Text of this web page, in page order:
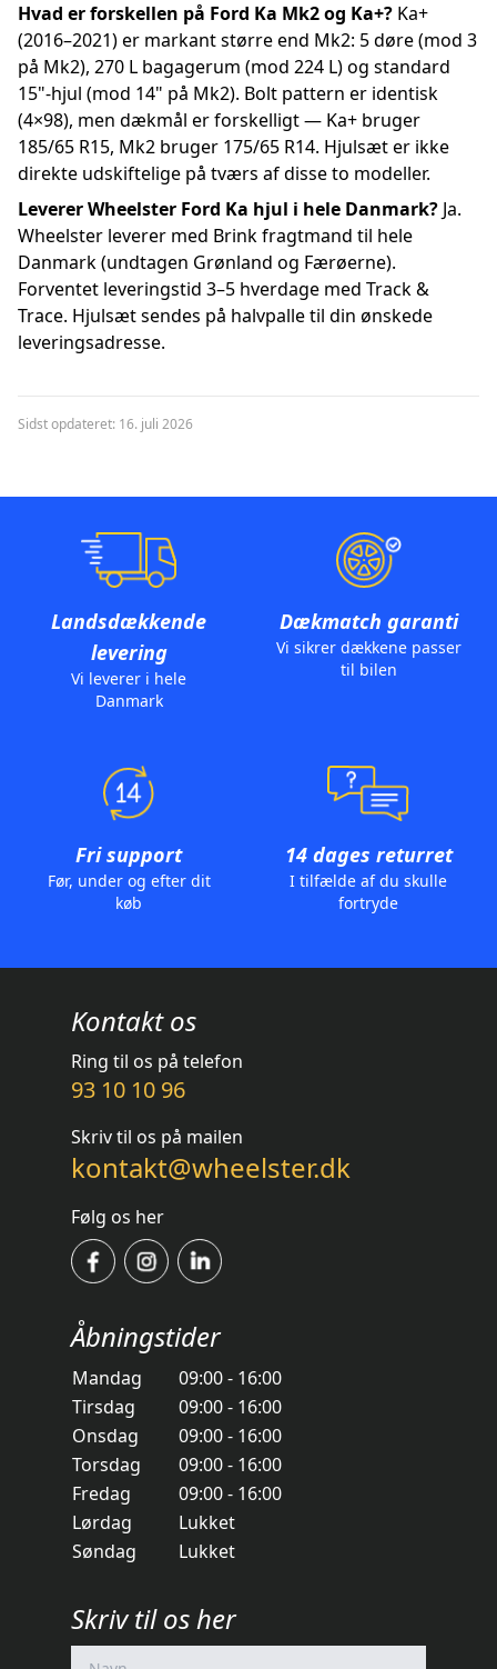
Hvad er forskellen på Ford Ka Mk2 og Ka+? Ka+
(2016–2021) er markant større end Mk2: 5 døre (mod 3
på Mk2), 270 L bagagerum (mod 224 L) og standard
15"-hjul (mod 14" på Mk2). Bolt pattern er identisk
(4×98), men dækmål er forskelligt — Ka+ bruger
185/65 R15, Mk2 bruger 175/65 R14. Hjulsæt er ikke
direkte udskiftelige på tværs af disse to modeller.
Leverer Wheelster Ford Ka hjul i hele Danmark? Ja.
Wheelster leverer med Brink fragtmand til hele
Danmark (undtagen Grønland og Færøerne).
Forventet leveringstid 3–5 hverdage med Track &
Trace. Hjulsæt sendes på halvpalle til din ønskede
leveringsadresse.
Sidst opdateret: 16. juli 2026
Landsdækkende
levering
Vi leverer i hele
Danmark
Dækmatch garanti
Vi sikrer dækkene passer
til bilen
Fri support
Før, under og efter dit
køb
14 dages returret
I tilfælde af du skulle
fortryde
Kontakt os
Ring til os på telefon
93 10 10 96
Skriv til os på mailen
kontakt@wheelster.dk
Følg os her
Åbningstider
Mandag
09:00 - 16:00
Tirsdag
09:00 - 16:00
Onsdag
09:00 - 16:00
Torsdag
09:00 - 16:00
Fredag
09:00 - 16:00
Lørdag
Lukket
Søndag
Lukket
Skriv til os her